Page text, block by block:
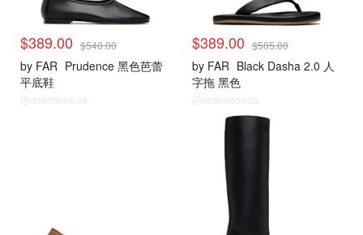
$389.00 $540.00
by FAR Prudence 黑色芭蕾
平底鞋
@dealmoon.ca
$389.00 $505.00
by FAR Black Dasha 2.0 人
字拖 黑色
@dealmoon.ca